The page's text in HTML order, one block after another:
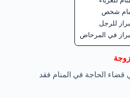
شخص
للرجل
في المرحاض
قضاء الحاجة في المنام فقد